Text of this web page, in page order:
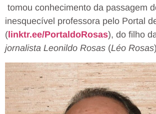
tomou conhecimento da passagem
inesquecível professora pelo Portal
( linktr.ee/PortaldoRosas), do filho
jornalista Leonildo Rosas (Léo Rosas